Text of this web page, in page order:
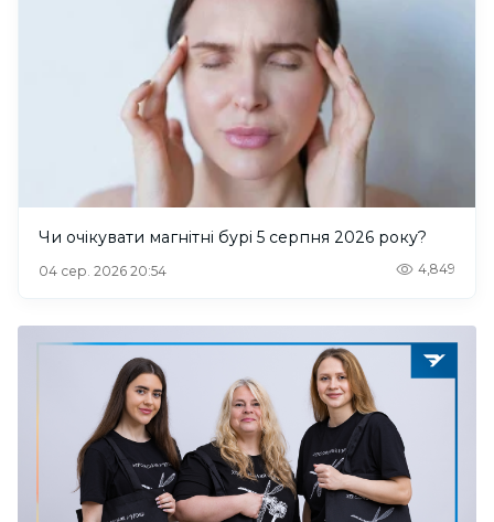
Чи очікувати магнітні бурі 5 серпня 2026 року?
04 сер. 2026 20:54 4,849